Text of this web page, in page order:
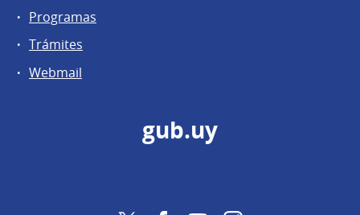
Programas
Trámites
Webmail
gub.uy